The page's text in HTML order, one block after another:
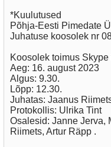
*Kuulutused
Põhja-Eesti Pimedate
Juhatuse koosolek nr
Koosolek toimus Skype
Aeg: 16. august 2023
Algus: 9.30.
Lõpp: 12.30.
Juhatas: Jaanus
Protokollis: Ulrika Tint
Osalesid: Janne Jerva,
Riimets, Artur Räpp .